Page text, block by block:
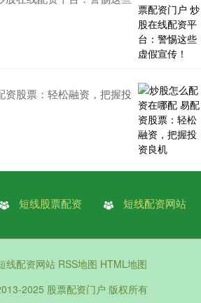
资股票：轻松融资，把握投
短线股票配资 短线配资网站
线配资网站 RSS地图 HTML地图
2025 股票配资门户 版权所有